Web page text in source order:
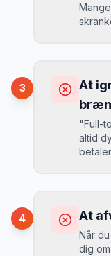
MJ
“I
kr/
Ved
Book
MJ
“ En
3
At
"Full-
altid
Du
da
4 At
Når
dig